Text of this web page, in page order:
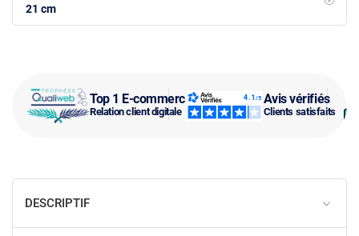
Top 1 E-commerce
Relation client digitale
Avis vérifiés
Clients satisfaits
21 cm
DESCRIPTIF